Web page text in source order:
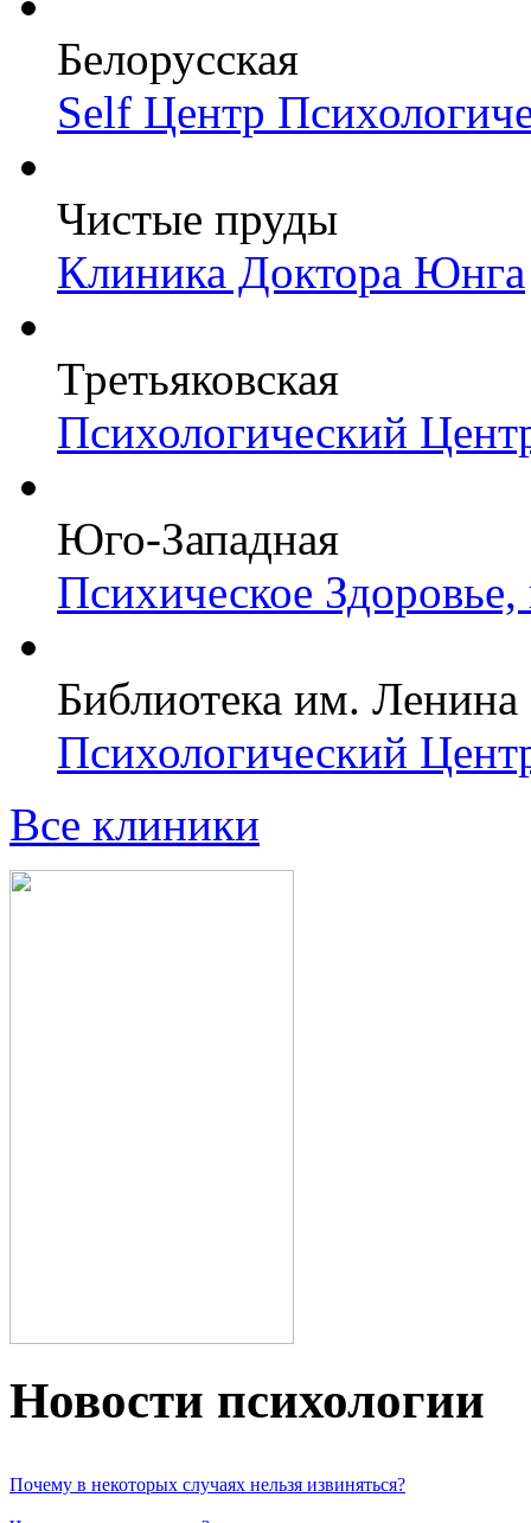
Белорусская
Self Центр
Чистые пруды
Клиника Доктора Юнга
Третьяковская
Психологический
Юго-Западная
Психическое Здоровье,
Библиотека им. Ленина
Психологический
Все клиники
Новости пcихологии
Почему в некоторых случаях нельзя извиняться?